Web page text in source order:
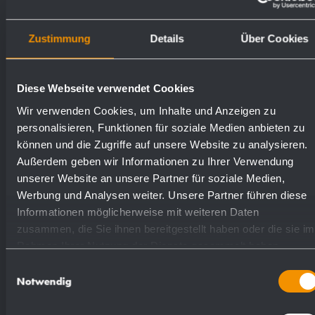
Zustimmung Details Über Cookies
Diese Webseite verwendet Cookies
Wir verwenden Cookies, um Inhalte und Anzeigen zu
personalisieren, Funktionen für soziale Medien anbieten zu
können und die Zugriffe auf unsere Website zu analysieren.
Außerdem geben wir Informationen zu Ihrer Verwendung
unserer Website an unsere Partner für soziale Medien,
Werbung und Analysen weiter. Unsere Partner führen diese
Informationen möglicherweise mit weiteren Daten
zusammen, die Sie ihnen bereitgestellt haben oder die sie im
Rahmen Ihrer Nutzung der Dienste gesammelt haben.
Notwendig
Surfaces disponibles
Numéros de
commande
mat rectifié (standard) 727830
(coloré) plastifié 728830